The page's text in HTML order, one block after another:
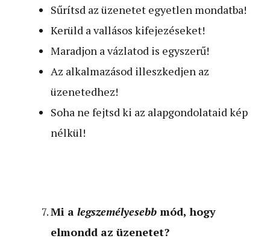
Sűrítsd az üzenetet egyetlen mondatba!
Kerüld a vallásos kifejezéseket!
Maradjon a vázlatod is egyszerű!
Az alkalmazásod illeszkedjen az
üzenetedhez!
Soha ne fejtsd ki az alapgondolataid kép
nélkül!
Mi a legszemélyesebb mód, hogy
elmondd az üzenetet?